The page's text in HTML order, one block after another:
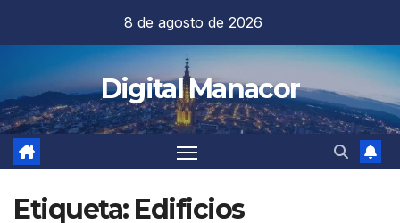
contenido
8 de agosto de 2026
Digital Manacor
Etiqueta: Edificios